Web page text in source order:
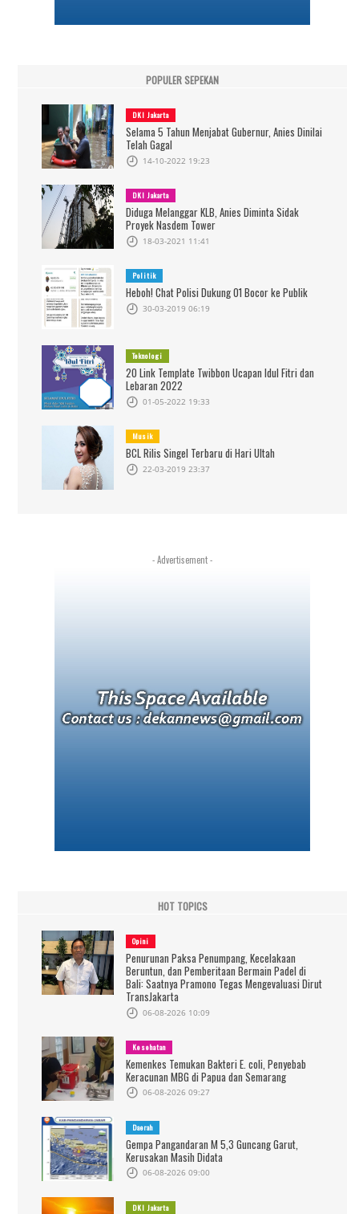
POPULER SEPEKAN
DKI Jakarta
Selama 5 Tahun Menjabat Gubernur, Anies Dinilai
Telah Gagal
14-10-2022 19:23
DKI Jakarta
Diduga Melanggar KLB, Anies Diminta Sidak
Proyek Nasdem Tower
18-03-2021 11:41
Politik
Heboh! Chat Polisi Dukung 01 Bocor ke Publik
30-03-2019 06:19
Teknologi
20 Link Template Twibbon Ucapan Idul Fitri dan
Lebaran 2022
01-05-2022 19:33
Musik
BCL Rilis Singel Terbaru di Hari Ultah
22-03-2019 23:37
- Advertisement -
HOT TOPICS
Opini
Penurunan Paksa Penumpang, Kecelakaan
Beruntun, dan Pemberitaan Bermain Padel di
Bali: Saatnya Pramono Tegas Mengevaluasi Dirut
TransJakarta
06-08-2026 10:09
Kesehatan
Kemenkes Temukan Bakteri E. coli, Penyebab
Keracunan MBG di Papua dan Semarang
06-08-2026 09:27
Daerah
Gempa Pangandaran M 5,3 Guncang Garut,
Kerusakan Masih Didata
06-08-2026 09:00
DKI Jakarta